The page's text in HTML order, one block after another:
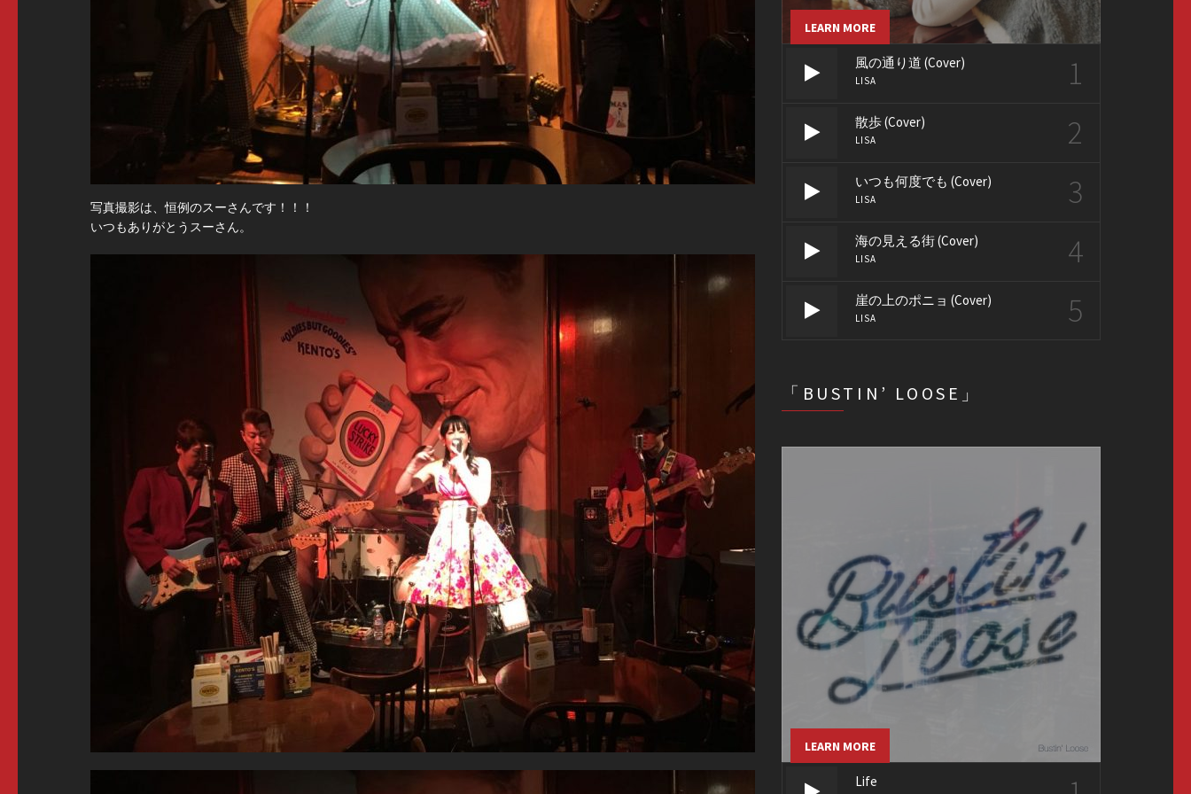
写真撮影は、恒例のスーさんです！！！
いつもありがとうスーさん。
LEARN MORE
風の通り道 (Cover)
LISA 1
散歩 (Cover)
LISA 2
いつも何度でも (Cover)
LISA 3
海の見える街 (Cover)
LISA 4
崖の上のポニョ (Cover)
LISA 5
「BUSTIN’ LOOSE」
LEARN MORE
Life